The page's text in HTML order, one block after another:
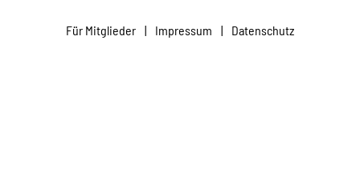
Für Mitglieder | Impressum | Datenschutz